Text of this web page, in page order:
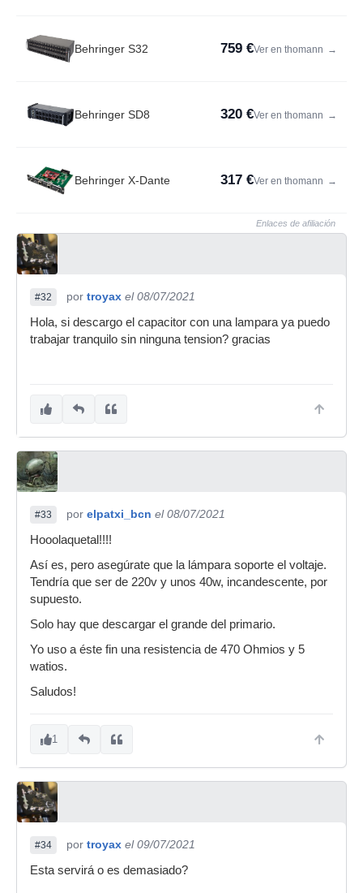
Behringer S32 759 €Ver en thomann →
Behringer SD8 320 €Ver en thomann →
Behringer X-Dante 317 €Ver en thomann →
Enlaces de afiliación
#32 por troyax el 08/07/2021
Hola, si descargo el capacitor con una lampara ya puedo
trabajar tranquilo sin ninguna tension? gracias
#33 por elpatxi_bcn el 08/07/2021
Hooolaquetal!!!!
Así es, pero asegúrate que la lámpara soporte el voltaje.
Tendría que ser de 220v y unos 40w, incandescente, por
supuesto.
Solo hay que descargar el grande del primario.
Yo uso a éste fin una resistencia de 470 Ohmios y 5
watios.
Saludos!
1
#34 por troyax el 09/07/2021
Esta servirá o es demasiado?